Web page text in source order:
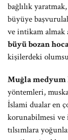
bağlılık
büyüye
ve intikam almak
büyü bozan
kişilerdeki
Muğla
yöntemleri,
İslami dualar en
korunabilmesi ve
tılsımlara